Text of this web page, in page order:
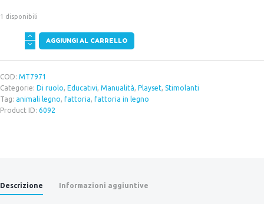
1 disponibili
Billy
AGGIUNGI AL CARRELLO
COD: MT7971
Categorie: Di ruolo Educativi Manualità Playset Stimolanti
Tag: animali legno fattoria fattoria in legno
Product ID: 6092
Descrizione Informazioni aggiuntive